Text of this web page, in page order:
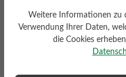
Weitere Informationen zu
Verwendung Ihrer Daten,
die Cookies